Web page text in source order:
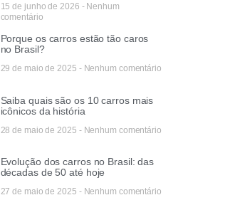
15 de junho de 2026 Nenhum
comentário
Porque os carros estão tão caros
no Brasil?
29 de maio de 2025 Nenhum comentário
Saiba quais são os 10 carros mais
icônicos da história
28 de maio de 2025 Nenhum comentário
Evolução dos carros no Brasil: das
décadas de 50 até hoje
27 de maio de 2025 Nenhum comentário